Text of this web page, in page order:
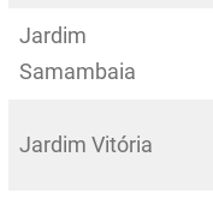
Jardim
Samambaia
Jardim Vitória